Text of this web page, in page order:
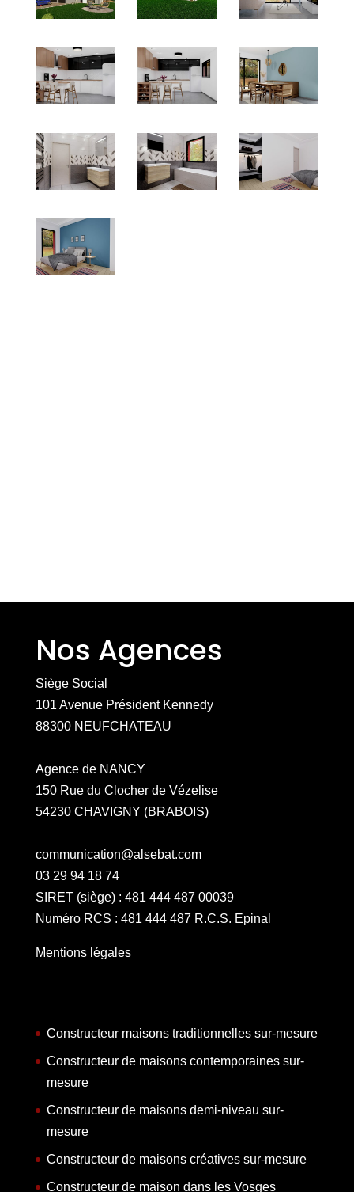
Nos Agences
Siège Social
101 Avenue Président Kennedy
88300 NEUFCHATEAU
Agence de NANCY
150 Rue du Clocher de Vézelise
54230 CHAVIGNY (BRABOIS)
communication@alsebat.com
03 29 94 18 74
SIRET (siège) : 481 444 487 00039
Numéro RCS : 481 444 487 R.C.S. Epinal
Mentions légales
Constructeur maisons traditionnelles sur-mesure
Constructeur de maisons contemporaines sur-
mesure
Constructeur de maisons demi-niveau sur-
mesure
Constructeur de maisons créatives sur-mesure
Constructeur de maison dans les Vosges